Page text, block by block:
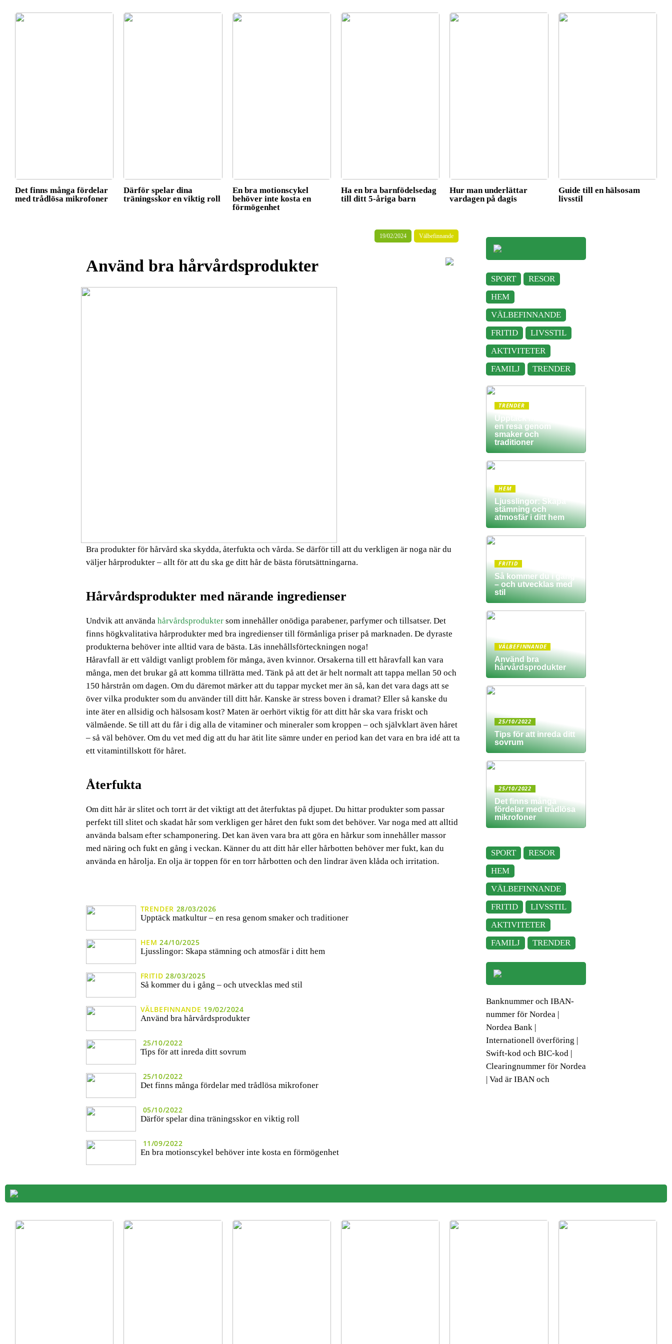
Det finns många fördelar
med trådlösa mikrofoner
Därför spelar dina
träningsskor en viktig roll
En bra motionscykel
behöver inte kosta en
förmögenhet
Ha en bra barnfödelsedag
till ditt 5-åriga barn
Hur man underlättar
vardagen på dagis
Guide till en hälsosam
livsstil
19/02/2024 Välbefinnande
Använd bra hårvårdsprodukter
Bra produkter för hårvård ska skydda, återfukta och vårda. Se därför till att du verkligen är noga när du
väljer hårprodukter – allt för att du ska ge ditt hår de bästa förutsättningarna.
Hårvårdsprodukter med närande ingredienser
Undvik att använda hårvårdsprodukter som innehåller onödiga parabener, parfymer och tillsatser. Det
finns högkvalitativa hårprodukter med bra ingredienser till förmånliga priser på marknaden. De dyraste
produkterna behöver inte alltid vara de bästa. Läs innehållsförteckningen noga!
Håravfall är ett väldigt vanligt problem för många, även kvinnor. Orsakerna till ett håravfall kan vara
många, men det brukar gå att komma tillrätta med. Tänk på att det är helt normalt att tappa mellan 50 och
150 hårstrån om dagen. Om du däremot märker att du tappar mycket mer än så, kan det vara dags att se
över vilka produkter som du använder till ditt hår. Kanske är stress boven i dramat? Eller så kanske du
inte äter en allsidig och hälsosam kost? Maten är oerhört viktig för att ditt hår ska vara friskt och
välmående. Se till att du får i dig alla de vitaminer och mineraler som kroppen – och självklart även håret
– så väl behöver. Om du vet med dig att du har ätit lite sämre under en period kan det vara en bra idé att ta
ett vitamintillskott för håret.
Återfukta
Om ditt hår är slitet och torrt är det viktigt att det återfuktas på djupet. Du hittar produkter som passar
perfekt till slitet och skadat hår som verkligen ger håret den fukt som det behöver. Var noga med att alltid
använda balsam efter schamponering. Det kan även vara bra att göra en hårkur som innehåller massor
med näring och fukt en gång i veckan. Känner du att ditt hår eller hårbotten behöver mer fukt, kan du
använda en hårolja. En olja är toppen för en torr hårbotten och den lindrar även klåda och irritation.
TRENDER 28/03/2026
Upptäck matkultur – en resa genom smaker och traditioner
HEM 24/10/2025
Ljusslingor: Skapa stämning och atmosfär i ditt hem
FRITID 28/03/2025
Så kommer du i gång – och utvecklas med stil
VÄLBEFINNANDE 19/02/2024
Använd bra hårvårdsprodukter
25/10/2022
Tips för att inreda ditt sovrum
25/10/2022
Det finns många fördelar med trådlösa mikrofoner
05/10/2022
Därför spelar dina träningsskor en viktig roll
11/09/2022
En bra motionscykel behöver inte kosta en förmögenhet
SPORT
RESOR
HEM
VÄLBEFINNANDE
FRITID
LIVSSTIL
AKTIVITETER
FAMILJ
TRENDER
TRENDER
Upptäck matkultur –
en resa genom
smaker och
traditioner
HEM
Ljusslingor: Skapa
stämning och
atmosfär i ditt hem
FRITID
Så kommer du i gång
– och utvecklas med
stil
VÄLBEFINNANDE
Använd bra
hårvårdsprodukter
25/10/2022
Tips för att inreda ditt
sovrum
25/10/2022
Det finns många
fördelar med trådlösa
mikrofoner
SPORT
RESOR
HEM
VÄLBEFINNANDE
FRITID
LIVSSTIL
AKTIVITETER
FAMILJ
TRENDER
Banknummer och IBAN-
nummer för Nordea |
Nordea Bank |
Internationell överföring |
Swift-kod och BIC-kod |
Clearingnummer för Nordea
| Vad är IBAN och